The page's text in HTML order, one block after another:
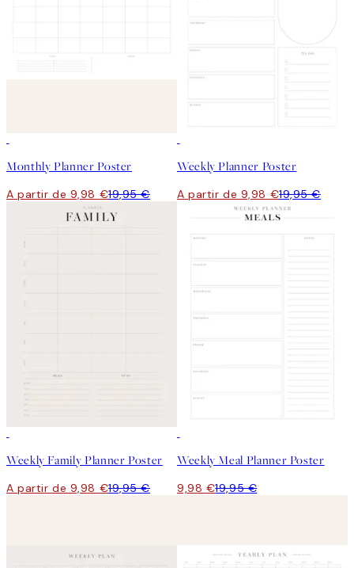
Monthly Planner Poster
A partir de 9,98 €19,95 €
Weekly Planner Poster
A partir de 9,98 €19,95 €
Weekly Family Planner Poster
A partir de 9,98 €19,95 €
Weekly Meal Planner Poster
9,98 €19,95 €